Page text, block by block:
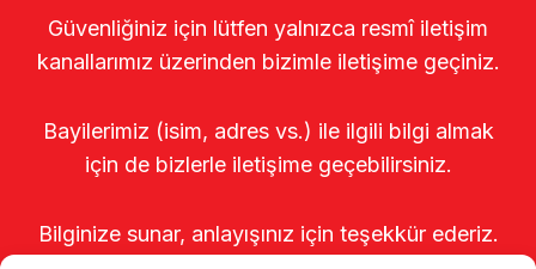
Güvenliğiniz için lütfen yalnızca resmî iletişim
kanallarımız üzerinden bizimle iletişime geçiniz.
Bayilerimiz (isim, adres vs.) ile ilgili bilgi almak
için de bizlerle iletişime geçebilirsiniz.
Bilginize sunar, anlayışınız için teşekkür ederiz.